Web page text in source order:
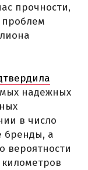
прочности,
проблем
надежных
в число
бренды, а
вероятности